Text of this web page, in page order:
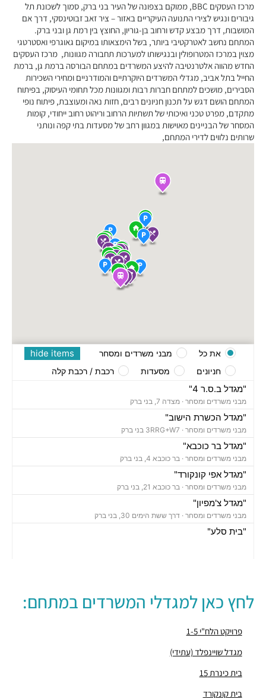
מרכז העסקים BBC, ממוקם בצפונה של העיר בני ברק, סמוך לשכונת תל
גיבורים ונגיש לצירי התנועה העיקריים באזור – ציר זאב זבוטינסקי, דרך אם
המושבות, דרך מבצע קדש ורחוב בן-גוריון, החוצץ בין רמת גן ובני ברק.
המתחם נחשב לאטרקטיבי ביותר, בשל הימצאותו במיקום גאוגרפי ואסטרטגי
מצוין במרכז המטרופולין ובנגישותו למערכות תחבורה מגוונות, מרכז העסקים
החדש מהווה אלטרנטיבה להיצע המשרדים במתחם הבורסה ברמת גן, ברמת
החייל בתל אביב, מגדלי המשרדים היוקרתיים והמודרניים ומחירי השכירות
הסבירים, מושכים למתחם חברות רבות ומגוונות מכל תחומי העיסוק, בפיתוח
המתחם הושם דגש על תכנון חניונים רבים, חזות נאה ומעוצבת, פיתוח נופי
מתקדם, מפרט טכני ואיכותי של תשתיות הרחוב וריהוט רחוב ייחודי, קומות
המסחר של הבניינים מאוישות במגוון רחב של מסעדות בתי קפה ונותני
שרותים נלווים לדירי המתחם,
"מגדל ב.ס.ר 4"
מבני משרדים ומסחר · מצדה 7, בני ברק
"מגדל הכשרת הישוב"
מבני משרדים ומסחר ·
"מגדל בר כוכבא"
מבני משרדים ומסחר · בר כוכבא 4, בני ברק
"מגדל אפי קונקורד"
מבני משרדים ומסחר · בר כוכבא 21, בני ברק
"מגדל צ'מפיון"
מבני משרדים ומסחר · דרך ששת הימים 30, בני ברק
"בית סלע"
מבני משרדים ומסחר ·בר כוכבא 9, בני ברק
מבני משרדים ומסחר ·
מבני משרדים ומסחר ·בר כוכבא 23, בני ברק
"בניין ויטה"
hide items את כל
מבני משרדים ומסחר
חניונים
מסעדות רכבת / רכבת קלה
לחץ כאן למגדלי המשרדים במתחם:
פרויקט הלח"י 1-5
מגדל שויינפלד (עתידי)
בית כינרת 15
בית קונקורד